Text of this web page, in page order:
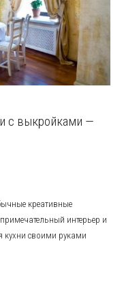
с выкройками —
креативные
интерьер и
кухни своими руками